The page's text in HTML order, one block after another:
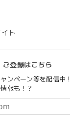
ト
ご登録はこちら
ンペーン等を配信中！
報も！？